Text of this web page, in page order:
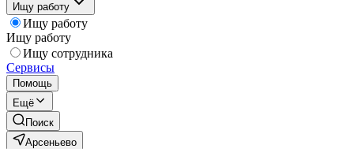
Ищу работу
Ищу работу
Ищу работу
Ищу сотрудника
Сервисы
Помощь
Ещё
Поиск
Арсеньево